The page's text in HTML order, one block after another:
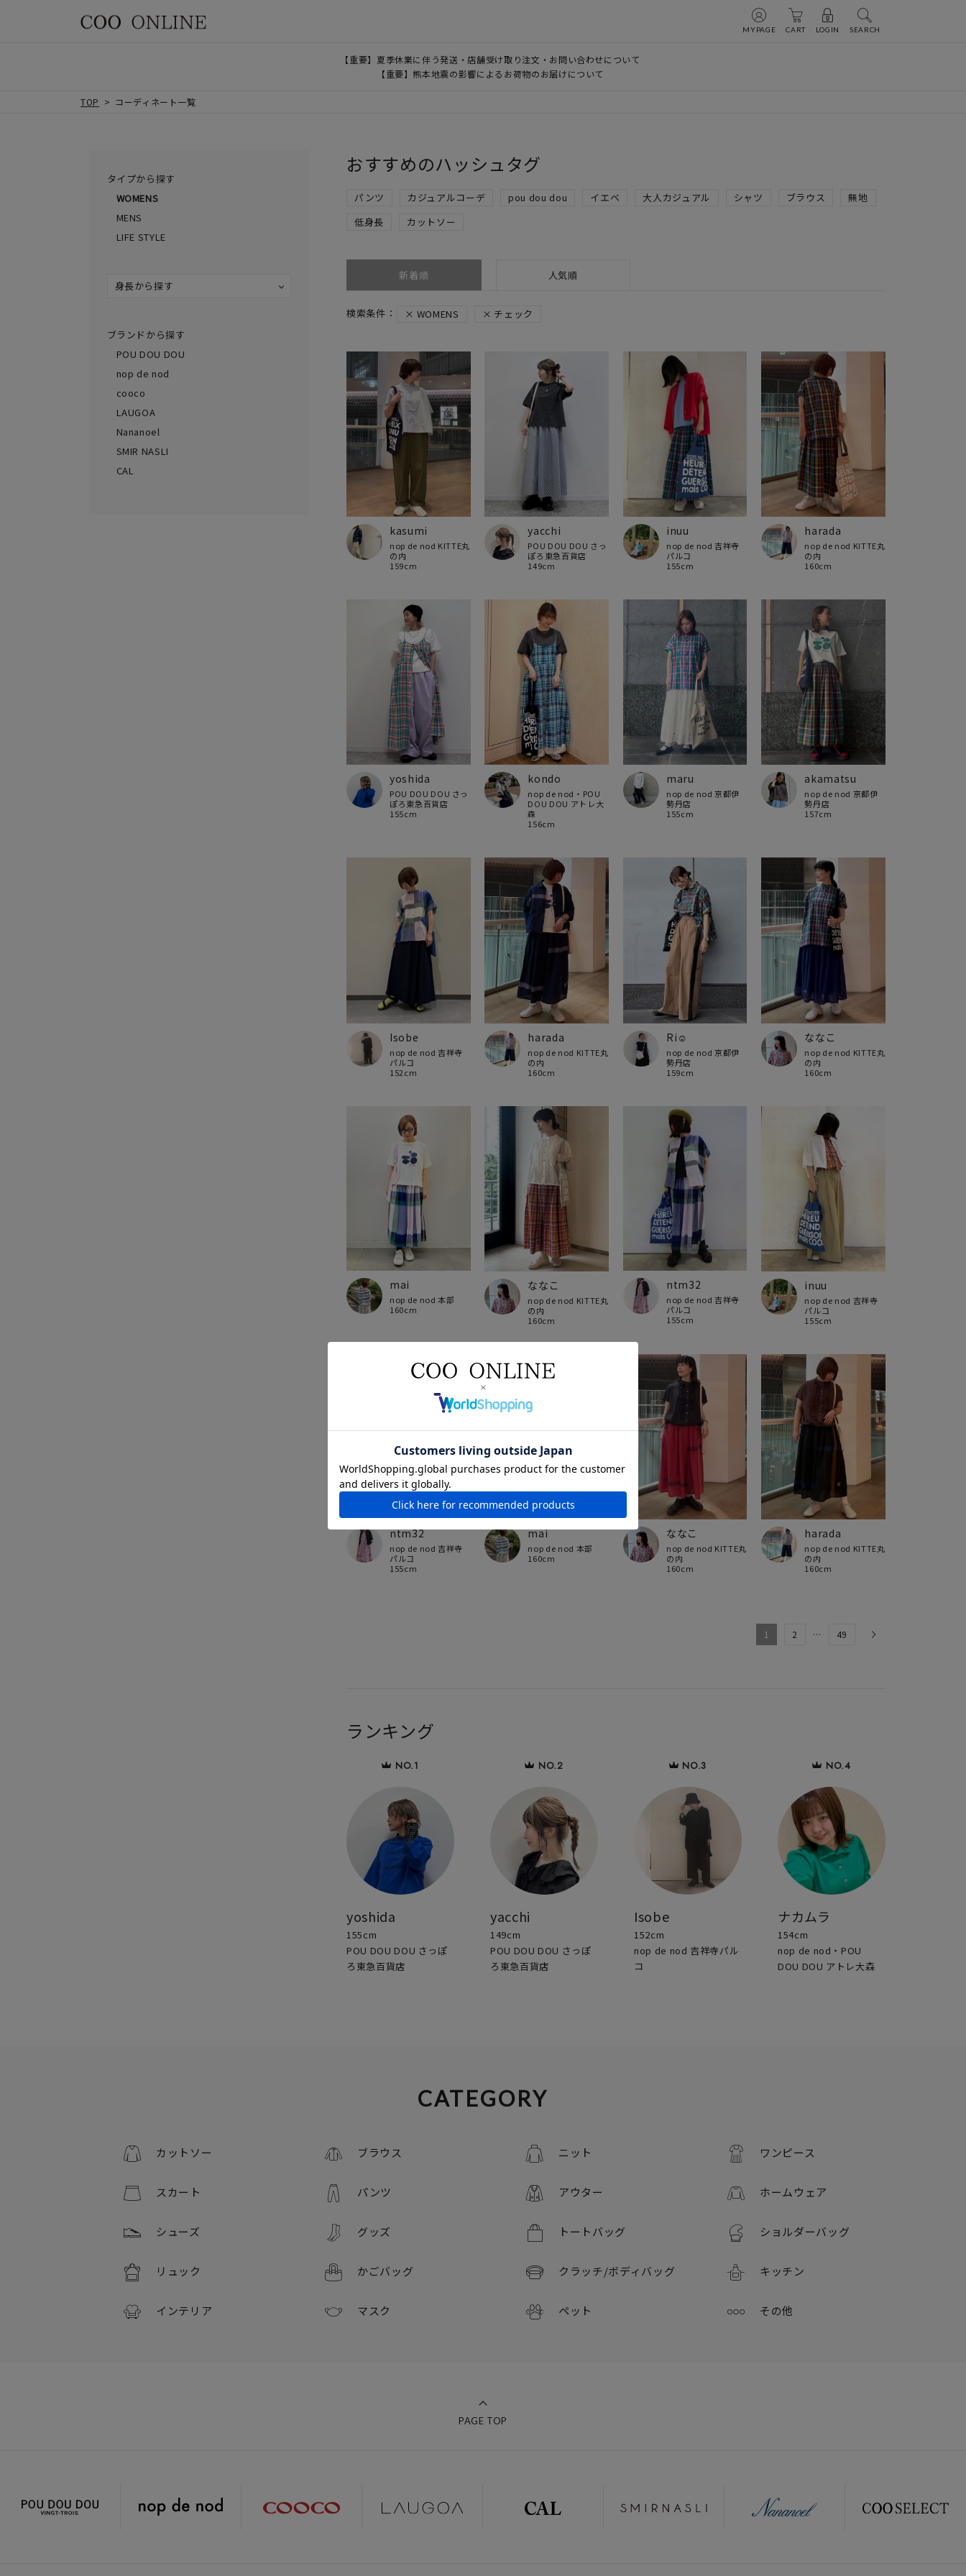
MYPAGE CART LOGIN SEARCH
【重要】夏季休業に伴う発送・店舗受け取り注文・お問い合わせについて
【重要】熊本地震の影響によるお荷物のお届けについて
TOP コーディネート一覧
タイプから探す
WOMENS
MENS
LIFE STYLE
身長から探す
ブランドから探す
POU DOU DOU
nop de nod
cooco
LAUGOA
Nananoel
SMIR NASLI
CAL
おすすめのハッシュタグ
パンツ カジュアルコーデ pou dou dou イエベ 大人カジュアル シャツ ブラウス
無地
低身長
カットソー
新着順 人気順
WOMENS チェック
kasumi
nop de nod KITTE丸
の内
159cm
yacchi
POU DOU DOU さっ
ぽろ東急百貨店
149cm
inuu
nop de nod 吉祥寺
パルコ
155cm
harada
nop de nod KITTE丸
の内
160cm
yoshida
POU DOU DOU さっ
ぽろ東急百貨店
155cm
kondo
nop de nod・POU
DOU DOU アトレ大
森
156cm
maru
nop de nod 京都伊
勢丹店
155cm
akamatsu
nop de nod 京都伊
勢丹店
157cm
Isobe
nop de nod 吉祥寺
パルコ
152cm
harada
nop de nod KITTE丸
の内
160cm
Ri☺︎
nop de nod 京都伊
勢丹店
159cm
ななこ
nop de nod KITTE丸
の内
160cm
mai
nop de nod 本部
160cm
ななこ
nop de nod KITTE丸
の内
160cm
ntm32
nop de nod 吉祥寺
パルコ
155cm
inuu
nop de nod 吉祥寺
パルコ
155cm
ntm32
nop de nod 吉祥寺
パルコ
155cm
mai
nop de nod 本部
160cm
ななこ
nop de nod KITTE丸
の内
160cm
harada
nop de nod KITTE丸
の内
160cm
1 2 … 49
ランキング
yoshida
155cm
POU DOU DOU さっぽ
ろ東急百貨店
yacchi
149cm
POU DOU DOU さっぽ
ろ東急百貨店
Isobe
152cm
nop de nod 吉祥寺パル
コ
ナカムラ
154cm
nop de nod・POU
DOU DOU アトレ大森
CATEGORY
カットソー ブラウス ニット ワンピース
スカート パンツ アウター ホームウェア
シューズ グッズ トートバッグ ショルダーバッグ
リュック かごバッグ クラッチ/ボディバッグ キッチン
インテリア マスク ペット その他
PAGE TOP